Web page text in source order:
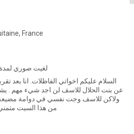
France
لغيت صوري لمدة 7 ايام بعد ذالك انسحب نهائيا
عن بنت الحلال للاسف لن اجد
ولاكن للاسف وجت نفسي في دوامة
من هذا السيت